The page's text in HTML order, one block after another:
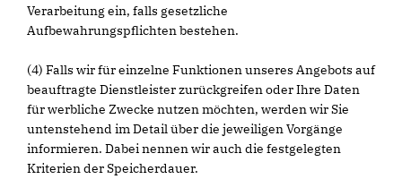
Verarbeitung ein, falls gesetzliche
Aufbewahrungspflichten bestehen.
(4) Falls wir für einzelne Funktionen unseres Angebots auf
beauftragte Dienstleister zurückgreifen oder Ihre Daten
für werbliche Zwecke nutzen möchten, werden wir Sie
untenstehend im Detail über die jeweiligen Vorgänge
informieren. Dabei nennen wir auch die festgelegten
Kriterien der Speicherdauer.